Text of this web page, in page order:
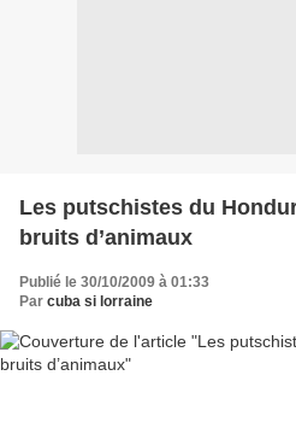
Les putschistes du
bruits d’animaux
Publié le 30/10/2009 à 01:33
Par cuba si lorraine